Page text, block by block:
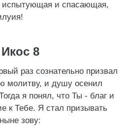
и спасающая,
Икос 8
раз сознательно призвал
молитву, и душу осенил
я понял, что Ты - благ и
к Тебе. Я стал призывать
зову: